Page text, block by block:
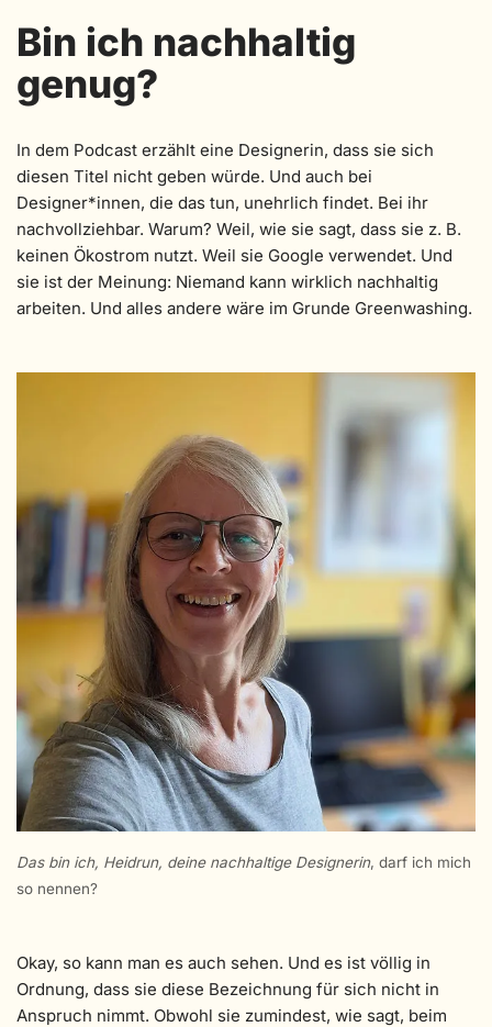
Bin ich nachhaltig
genug?
In dem Podcast erzählt eine Designerin, dass sie sich
diesen Titel nicht geben würde. Und auch bei
Designer*innen, die das tun, unehrlich findet. Bei ihr
nachvollziehbar. Warum? Weil, wie sie sagt, dass sie z. B.
keinen Ökostrom nutzt. Weil sie Google verwendet. Und
sie ist der Meinung: Niemand kann wirklich nachhaltig
arbeiten. Und alles andere wäre im Grunde Greenwashing.
Das bin ich, Heidrun, deine nachhaltige Designerin, darf ich mich
so nennen?
Okay, so kann man es auch sehen. Und es ist völlig in
Ordnung, dass sie diese Bezeichnung für sich nicht in
Anspruch nimmt. Obwohl sie zumindest, wie sagt, beim